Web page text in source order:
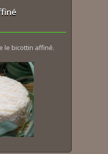
le bicottin affiné.